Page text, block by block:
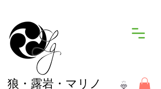
狼 ・露岩・マリノ